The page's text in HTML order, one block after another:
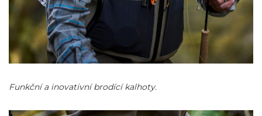
Funkční a inovativní brodící kalhoty.